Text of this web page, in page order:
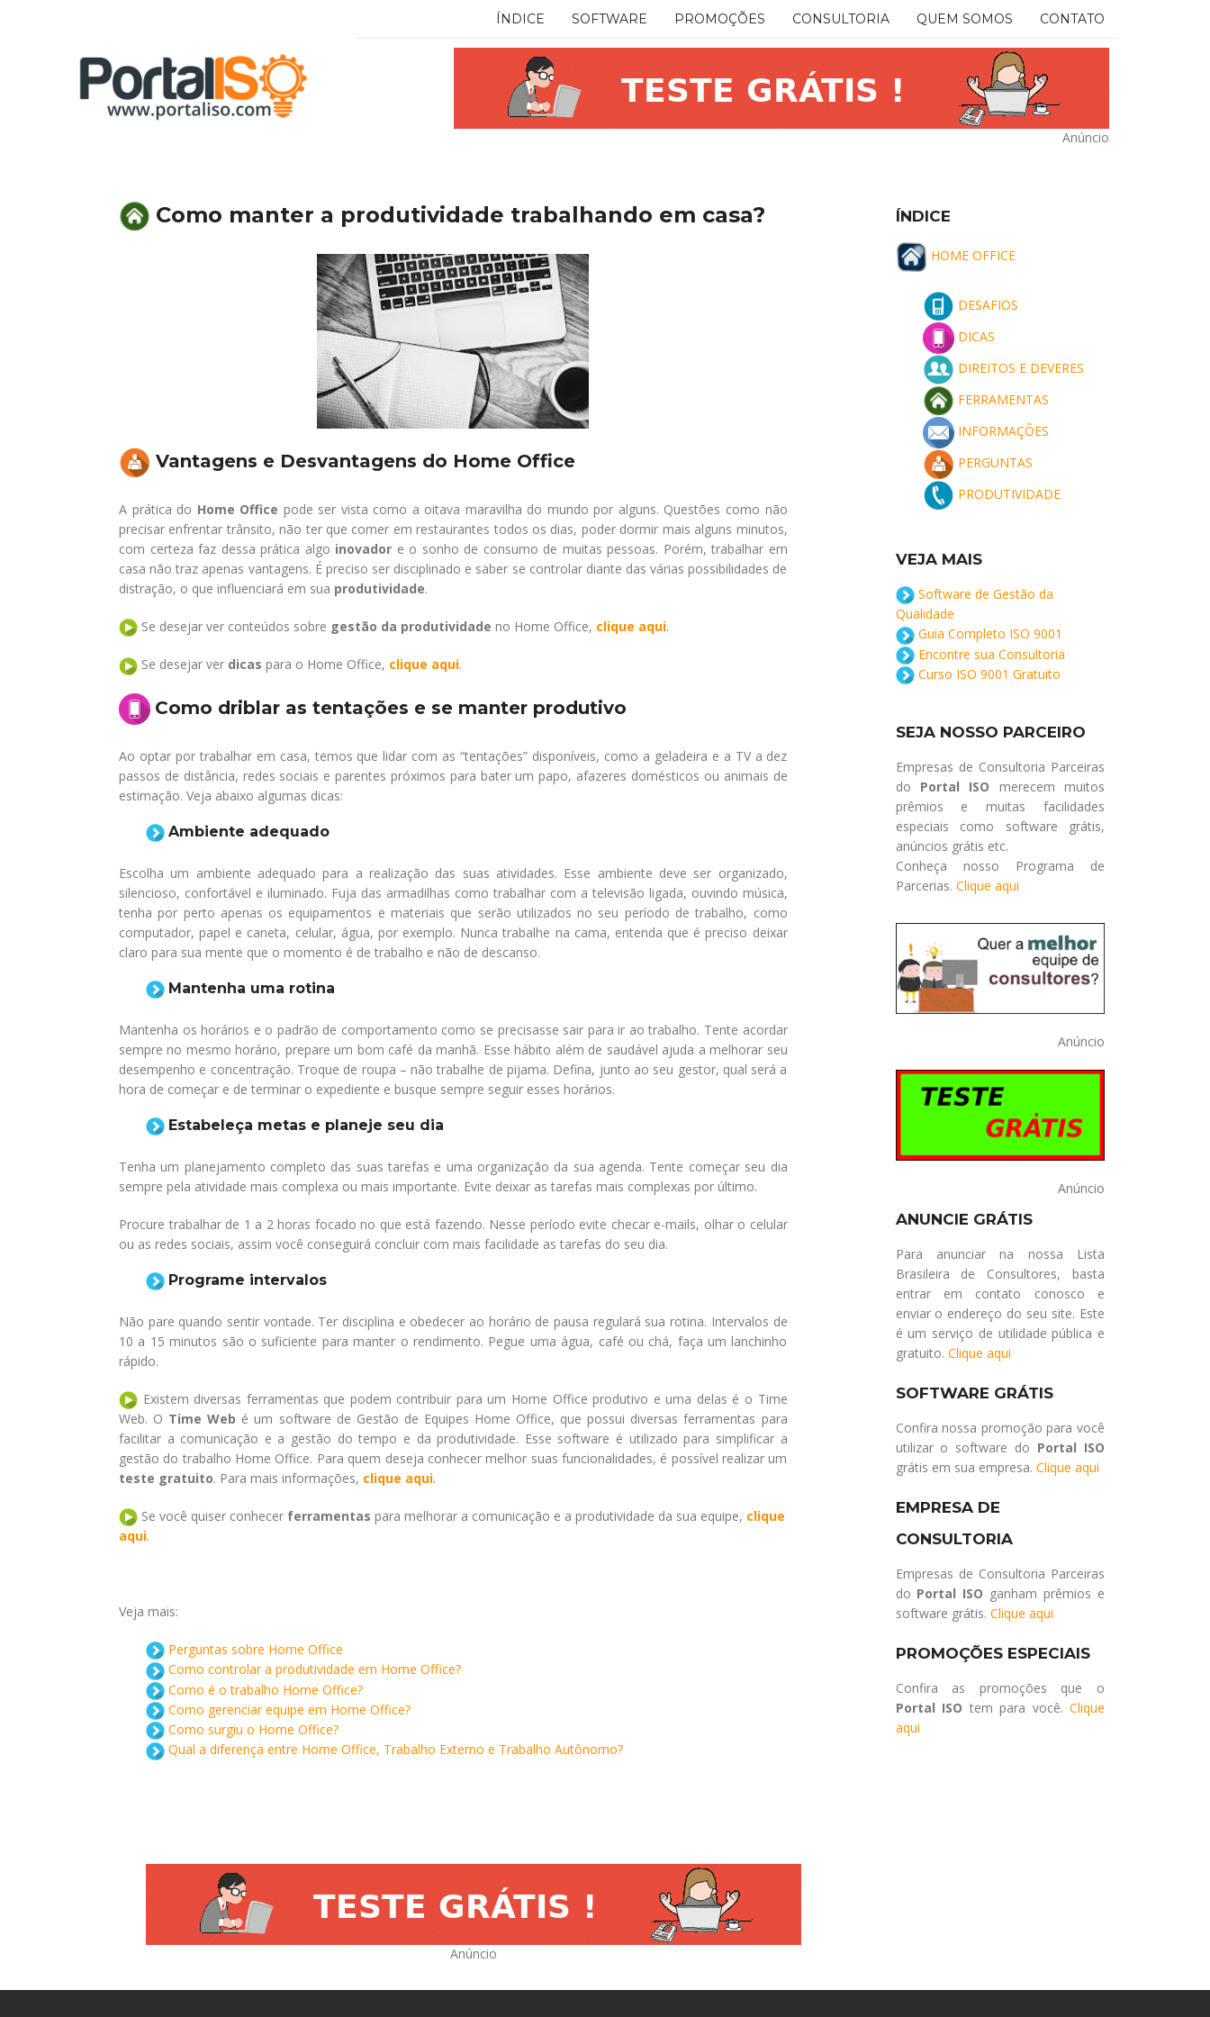
ÍNDICE SOFTWARE PROMOÇÕES CONSULTORIA QUEM SOMOS CONTATO
Anúncio
Como manter a produtividade trabalhando em casa?
Vantagens e Desvantagens do Home Office
A prática do Home Office pode ser vista como a oitava maravilha do mundo por alguns. Questões como não
precisar enfrentar trânsito, não ter que comer em restaurantes todos os dias, poder dormir mais alguns minutos,
com certeza faz dessa prática algo inovador e o sonho de consumo de muitas pessoas. Porém, trabalhar em
casa não traz apenas vantagens. É preciso ser disciplinado e saber se controlar diante das várias possibilidades de
distração, o que influenciará em sua produtividade.
Se desejar ver conteúdos sobre gestão da produtividade no Home Office, clique aqui.
Se desejar ver dicas para o Home Office, clique aqui.
Como driblar as tentações e se manter produtivo
Ao optar por trabalhar em casa, temos que lidar com as “tentações” disponíveis, como a geladeira e a TV a dez
passos de distância, redes sociais e parentes próximos para bater um papo, afazeres domésticos ou animais de
estimação. Veja abaixo algumas dicas:
Ambiente adequado
Escolha um ambiente adequado para a realização das suas atividades. Esse ambiente deve ser organizado,
silencioso, confortável e iluminado. Fuja das armadilhas como trabalhar com a televisão ligada, ouvindo música,
tenha por perto apenas os equipamentos e materiais que serão utilizados no seu período de trabalho, como
computador, papel e caneta, celular, água, por exemplo. Nunca trabalhe na cama, entenda que é preciso deixar
claro para sua mente que o momento é de trabalho e não de descanso.
Mantenha uma rotina
Mantenha os horários e o padrão de comportamento como se precisasse sair para ir ao trabalho. Tente acordar
sempre no mesmo horário, prepare um bom café da manhã. Esse hábito além de saudável ajuda a melhorar seu
desempenho e concentração. Troque de roupa – não trabalhe de pijama. Defina, junto ao seu gestor, qual será a
hora de começar e de terminar o expediente e busque sempre seguir esses horários.
Estabeleça metas e planeje seu dia
Tenha um planejamento completo das suas tarefas e uma organização da sua agenda. Tente começar seu dia
sempre pela atividade mais complexa ou mais importante. Evite deixar as tarefas mais complexas por último.
Procure trabalhar de 1 a 2 horas focado no que está fazendo. Nesse período evite checar e-mails, olhar o celular
ou as redes sociais, assim você conseguirá concluir com mais facilidade as tarefas do seu dia.
Programe intervalos
Não pare quando sentir vontade. Ter disciplina e obedecer ao horário de pausa regulará sua rotina. Intervalos de
10 a 15 minutos são o suficiente para manter o rendimento. Pegue uma água, café ou chá, faça um lanchinho
rápido.
Existem diversas ferramentas que podem contribuir para um Home Office produtivo e uma delas é o Time
Web. O Time Web é um software de Gestão de Equipes Home Office, que possui diversas ferramentas para
facilitar a comunicação e a gestão do tempo e da produtividade. Esse software é utilizado para simplificar a
gestão do trabalho Home Office. Para quem deseja conhecer melhor suas funcionalidades, é possível realizar um
teste gratuito. Para mais informações, clique aqui.
Se você quiser conhecer ferramentas para melhorar a comunicação e a produtividade da sua equipe, clique
aqui.
Veja mais:
Perguntas sobre Home Office
Como controlar a produtividade em Home Office?
Como é o trabalho Home Office?
Como gerenciar equipe em Home Office?
Como surgiu o Home Office?
Qual a diferença entre Home Office, Trabalho Externo e Trabalho Autônomo?
Anúncio
ÍNDICE
HOME OFFICE
DESAFIOS
DICAS
DIREITOS E DEVERES
FERRAMENTAS
INFORMAÇÕES
PERGUNTAS
PRODUTIVIDADE
VEJA MAIS
Software de Gestão da
Qualidade
Guia Completo ISO 9001
Encontre sua Consultoria
Curso ISO 9001 Gratuito
SEJA NOSSO PARCEIRO
Empresas de Consultoria Parceiras
do Portal ISO merecem muitos
prêmios e muitas facilidades
especiais como software grátis,
anúncios grátis etc.
Conheça nosso Programa de
Parcerias. Clique aqui
Anúncio
Anúncio
ANUNCIE GRÁTIS
Para anunciar na nossa Lista
Brasileira de Consultores, basta
entrar em contato conosco e
enviar o endereço do seu site. Este
é um serviço de utilidade pública e
gratuito. Clique aqui
SOFTWARE GRÁTIS
Confira nossa promoção para você
utilizar o software do Portal ISO
grátis em sua empresa. Clique aqui
EMPRESA DE
CONSULTORIA
Empresas de Consultoria Parceiras
do Portal ISO ganham prêmios e
software grátis. Clique aqui
PROMOÇÕES ESPECIAIS
Confira as promoções que o
Portal ISO tem para você. Clique
aqui